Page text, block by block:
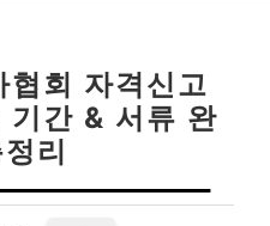
협회 자격신고
기간 & 서류 완
리